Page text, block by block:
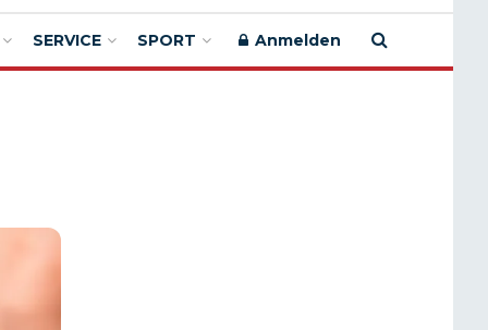
SERVICE SPORT Anmelden